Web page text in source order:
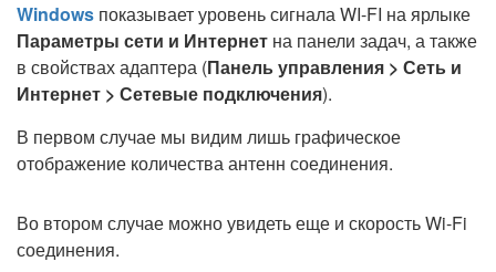
Windows показывает уровень сигнала WI-FI на ярлыке
Параметры сети и Интернет на панели задач, а также
в свойствах адаптера (Панель управления > Сеть и
Интернет > Сетевые подключения).
В первом случае мы видим лишь графическое
отображение количества антенн соединения.
Во втором случае можно увидеть еще и скорость Wi-Fi
соединения.